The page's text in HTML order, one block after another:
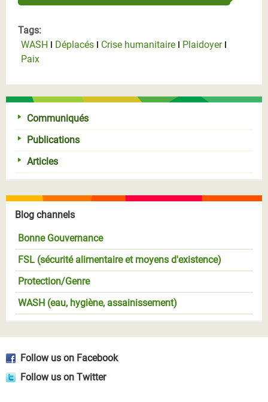
Tags:
WASH
Déplacés Crise humanitaire
Plaidoyer
Paix
Communiqués
Publications
Articles
Blog channels
Bonne Gouvernance
FSL (sécurité alimentaire et moyens d'existence)
Protection/Genre
WASH (eau, hygiène, assainissement)
Follow us on Facebook
Follow us on Twitter